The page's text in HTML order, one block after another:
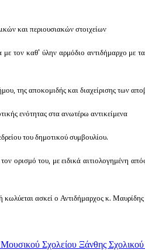
και περιουσιακών στοιχείων
με τον καθ’ ύλην αρμόδιο αντιδήμαρχο με
της αποκομιδής και διαχείρισης των
ενότητας στα ανωτέρω αντικείμενα
του δημοτικού συμβουλίου.
ορισμό του, με ειδικά αιτιολογημένη
ασκεί ο Αντιδήμαρχος κ.
Σχολείου Ξάνθης Σχολικού